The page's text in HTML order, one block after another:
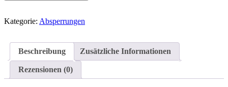
Kategorie: Absperrungen
Beschreibung Zusätzliche Informationen
Rezensionen (0)